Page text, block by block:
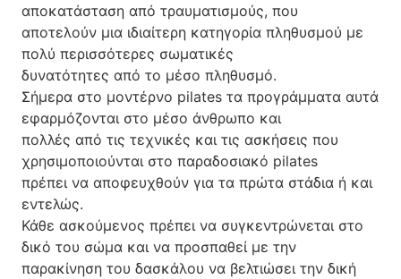
αποκατάσταση από τραυματισμούς, που
αποτελούν μια ιδιαίτερη κατηγορία πληθυσμού με
πολύ περισσότερες σωματικές
δυνατότητες από το μέσο πληθυσμό.
Σήμερα στο μοντέρνο pilates τα προγράμματα αυτά
εφαρμόζονται στο μέσο άνθρωπο και
πολλές από τις τεχνικές και τις ασκήσεις που
χρησιμοποιούνται στο παραδοσιακό pilates
πρέπει να αποφευχθούν για τα πρώτα στάδια ή και
εντελώς.
Κάθε ασκούμενος πρέπει να συγκεντρώνεται στο
δικό του σώμα και να προσπαθεί με την
παρακίνηση του δασκάλου να βελτιώσει την δική